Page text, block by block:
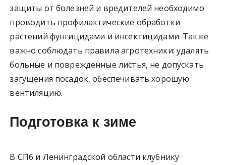
защиты от болезней и вредителей необходимо
проводить профилактические обработки
растений фунгицидами и инсектицидами. Также
важно соблюдать правила агротехники: удалять
больные и поврежденные листья, не допускать
загущения посадок, обеспечивать хорошую
вентиляцию.
Подготовка к зиме
В СПб и Ленинградской области клубнику